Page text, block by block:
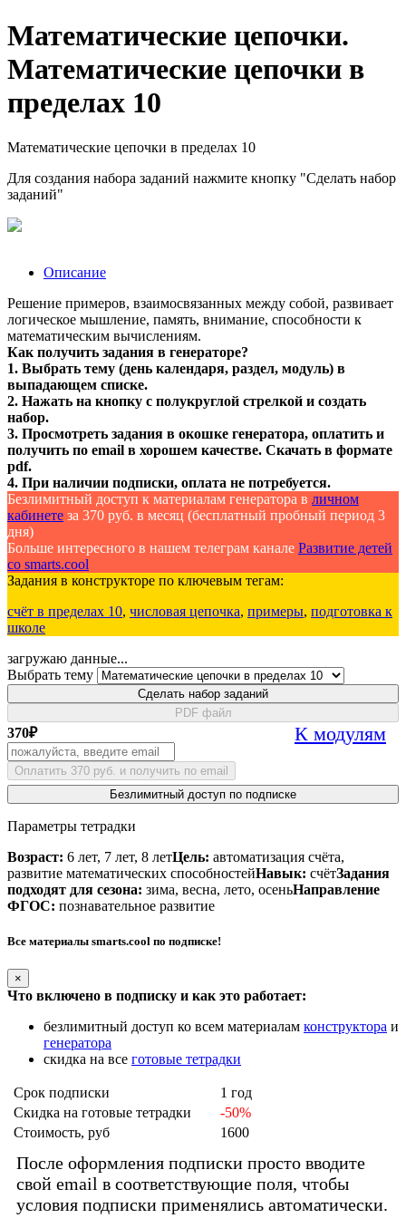
Математические цепочки.
Математические цепочки в
пределах 10
Математические цепочки в пределах 10
Для создания набора заданий нажмите кнопку "Сделать набор
заданий"
Описание
Решение примеров, взаимосвязанных между собой, развивает
логическое мышление, память, внимание, способности к
математическим вычислениям.
Как получить задания в генераторе?
1. Выбрать тему (день календаря, раздел, модуль) в
выпадающем списке.
2. Нажать на кнопку с полукруглой стрелкой и создать
набор.
3. Просмотреть задания в окошке генератора, оплатить и
получить по email в хорошем качестве. Скачать в формате
pdf.
4. При наличии подписки, оплата не потребуется.
Безлимитный доступ к материалам генератора в личном
кабинете за 370 руб. в месяц (бесплатный пробный период 3
дня)
Больше интересного в нашем телеграм канале Развитие детей
со smarts.cool
Задания в конструкторе по ключевым тегам:
счёт в пределах 10, числовая цепочка, примеры, подготовка к
школе
загружаю данные...
Выбрать тему
Сделать набор заданий
PDF файл
370₽ К модулям
Оплатить 370 руб. и получить по email
Безлимитный доступ по подписке
Параметры тетрадки
Возраст: 6 лет, 7 лет, 8 летЦель: автоматизация счёта,
развитие математических способностейНавык: счётЗадания
подходят для сезона: зима, весна, лето, осеньНаправление
ФГОС: познавательное развитие
Все материалы smarts.cool по подписке!
×
Что включено в подписку и как это работает:
безлимитный доступ ко всем материалам конструктора и
генератора
скидка на все готовые тетрадки
Срок подписки
1 год
Скидка на готовые тетрадки
-50%
Стоимость, руб
1600
После оформления подписки просто вводите
свой email в соответствующие поля, чтобы
условия подписки применялись автоматически.